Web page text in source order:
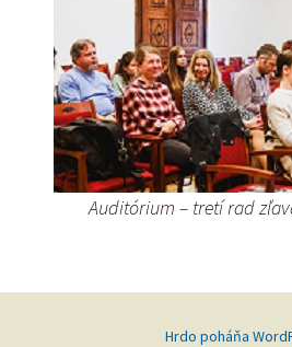
Auditórium – tretí rad
Hrdo poháňa